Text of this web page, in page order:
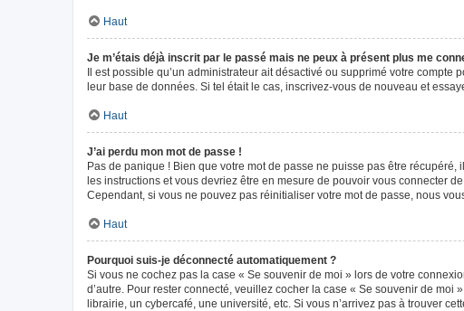
Haut
Je m’étais déjà inscrit par le passé mais ne peux à présent plus me
Il est possible qu’un administrateur ait désactivé ou supprimé votre
leur base de données. Si tel était le cas, inscrivez-vous de nouveau et
Haut
J’ai perdu mon mot de passe !
Pas de panique ! Bien que votre mot de passe ne puisse pas être
les instructions et vous devriez être en mesure de pouvoir vous connecter
Cependant, si vous ne pouvez pas réinitialiser votre mot de passe, nous
Haut
Pourquoi suis-je déconnecté automatiquement ?
Si vous ne cochez pas la case « Se souvenir de moi » lors de votre
d’autre. Pour rester connecté, veuillez cocher la case « Se souvenir de
librairie, un cybercafé, une université, etc. Si vous n’arrivez pas à trouver